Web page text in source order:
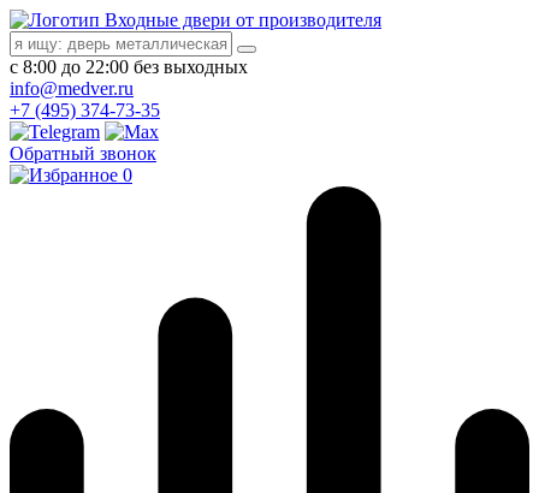
Входные двери от производителя
с 8:00 до 22:00 без выходных
info@medver.ru
+7 (495) 374-73-35
Обратный звонок
0